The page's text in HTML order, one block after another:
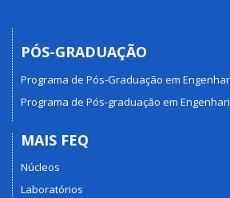
PÓS-GRADUAÇÃO
Programa de Pós-Graduação em
Programa de Pós-graduação em
MAIS FEQ
Núcleos
Laboratórios